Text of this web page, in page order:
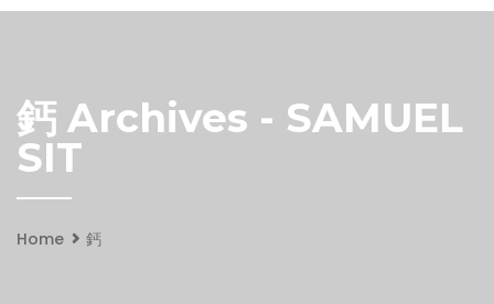
鈣 Archives - SAMUEL
SIT
Home 鈣